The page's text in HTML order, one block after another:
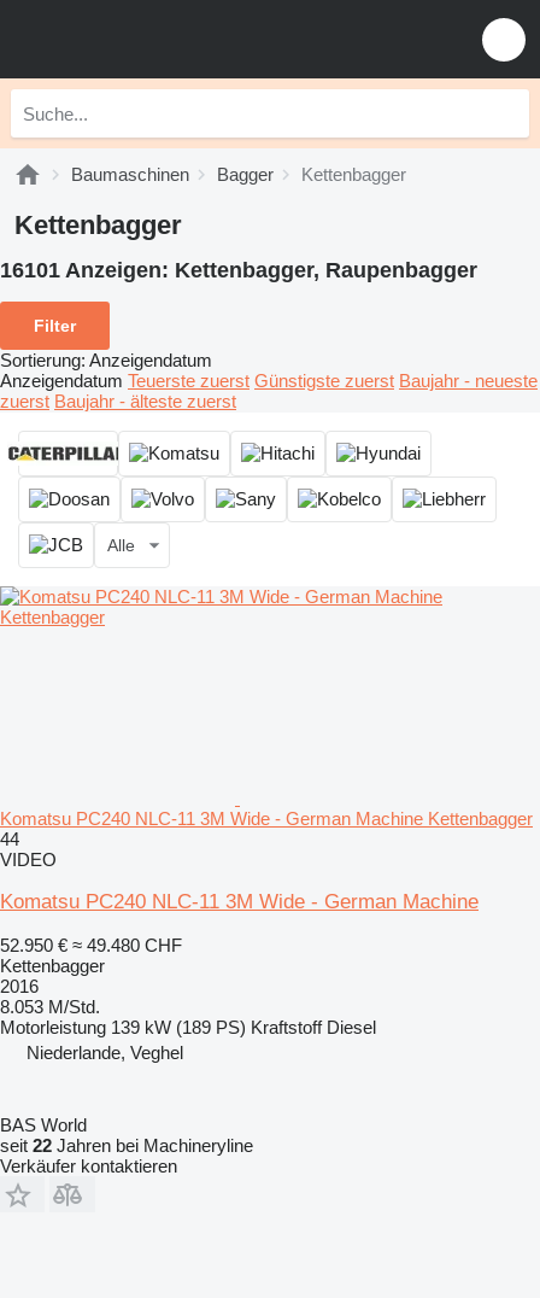
Baumaschinen Bagger Kettenbagger
Kettenbagger
16101 Anzeigen: Kettenbagger, Raupenbagger
Filter
Sortierung: Anzeigendatum
Anzeigendatum Teuerste zuerst Günstigste zuerst Baujahr - neueste
zuerst Baujahr - älteste zuerst
Alle
Komatsu PC240 NLC-11 3M Wide - German Machine Kettenbagger
44
VIDEO
Komatsu PC240 NLC-11 3M Wide - German Machine
52.950 € ≈ 49.480 CHF
Kettenbagger
2016
8.053 M/Std.
Motorleistung 139 kW (189 PS) Kraftstoff Diesel
Niederlande, Veghel
BAS World
seit 22 Jahren bei Machineryline
Verkäufer kontaktieren